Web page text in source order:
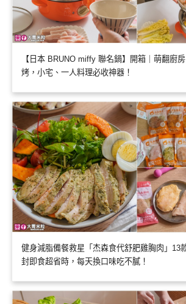
【日本 BRUNO miffy 聯名鍋】開箱｜萌翻廚
烤，小宅、一人料理必收神器！
健身減脂備餐救星「杰森食代舒肥雞胸肉」13
封即食超省時，每天換口味吃不膩！